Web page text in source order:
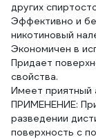
других
Эффективно и
никотиновый
Экономичен в
Придает
свойства.
Имеет приятный
ПРИМЕНЕНИЕ:
разведении
поверхность с